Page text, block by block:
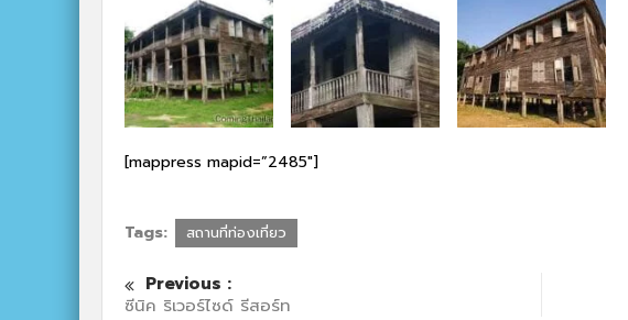
[mappress mapid=”2485″]
Tags: สถานที่ท่องเที่ยว
Previous :
ซีนิค ริเวอร์ไซด์ รีสอร์ท